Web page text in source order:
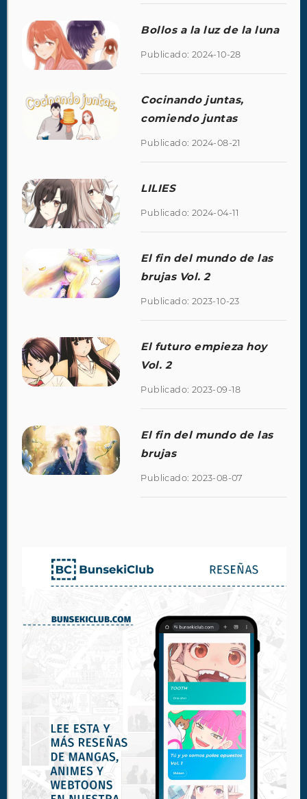
Bollos a la luz de la luna
Publicado: 2024-10-28
Cocinando juntas,
comiendo juntas
Publicado: 2024-08-21
LILIES
Publicado: 2024-04-11
El fin del mundo de las
brujas Vol. 2
Publicado: 2023-10-23
El futuro empieza hoy
Vol. 2
Publicado: 2023-09-18
El fin del mundo de las
brujas
Publicado: 2023-08-07